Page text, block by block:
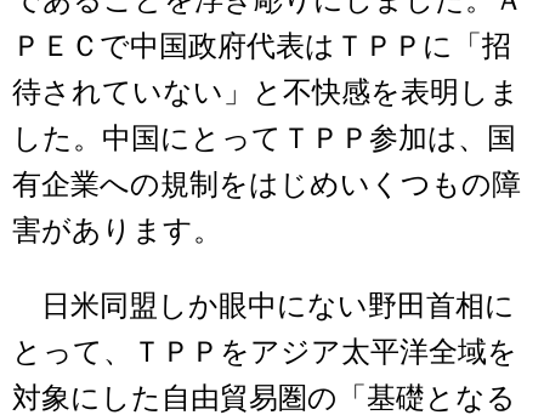
ＰＥＣで中国政府代表はＴＰＰに「招
待されていない」と不快感を表明しま
した。中国にとってＴＰＰ参加は、国
有企業への規制をはじめいくつもの障
害があります。
日米同盟しか眼中にない野田首相に
とって、ＴＰＰをアジア太平洋全域を
対象にした自由貿易圏の「基礎となる